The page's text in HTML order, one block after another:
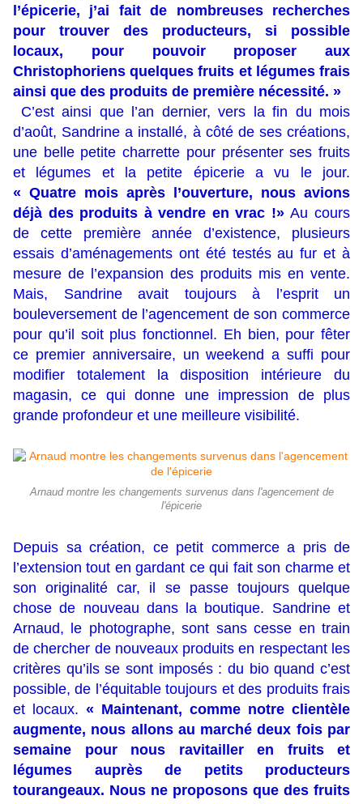
l’épicerie, j’ai fait de nombreuses recherches
pour trouver des producteurs, si possible
locaux, pour pouvoir proposer aux
Christophoriens quelques fruits et légumes frais
ainsi que des produits de première nécessité. »
C’est ainsi que l’an dernier, vers la fin du mois
d’août, Sandrine a installé, à côté de ses créations,
une belle petite charrette pour présenter ses fruits
et légumes et la petite épicerie a vu le jour.
« Quatre mois après l’ouverture, nous avions
déjà des produits à vendre en vrac !»Au cours
de cette première année d’existence, plusieurs
essais d’aménagements ont été testés au fur et à
mesure de l’expansion des produits mis en vente.
Mais, Sandrine avait toujours à l’esprit un
bouleversement de l’agencement de son commerce
pour qu’il soit plus fonctionnel. Eh bien, pour fêter
ce premier anniversaire, un weekend a suffi pour
modifier totalement la disposition intérieure du
magasin, ce qui donne une impression de plus
grande profondeur et une meilleure visibilité.
Arnaud montre les changements survenus dans l'agencement de
l'épicerie
Depuis sa création, ce petit commerce a pris de
l’extension tout en gardant ce qui fait son charme et
son originalité car, il se passe toujours quelque
chose de nouveau dans la boutique. Sandrine et
Arnaud, le photographe, sont sans cesse en train
de chercher de nouveaux produits en respectant les
critères qu’ils se sont imposés : du bio quand c’est
possible, de l’équitable toujours et des produits frais
et locaux. « Maintenant, comme notre clientèle
augmente, nous allons au marché deux fois par
semaine pour nous ravitailler en fruits et
légumes auprès de petits producteurs
tourangeaux. Nous ne proposons que des fruits